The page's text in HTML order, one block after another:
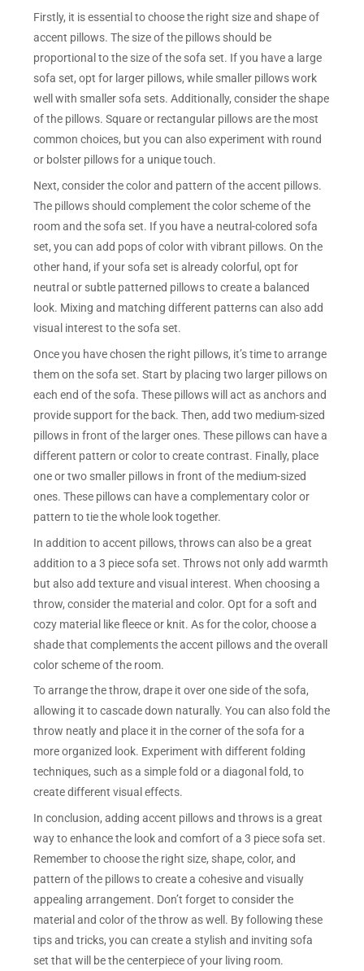
Firstly, it is essential to choose the right size and shape of
accent pillows. The size of the pillows should be
proportional to the size of the sofa set. If you have a large
sofa set, opt for larger pillows, while smaller pillows work
well with smaller sofa sets. Additionally, consider the shape
of the pillows. Square or rectangular pillows are the most
common choices, but you can also experiment with round
or bolster pillows for a unique touch.
Next, consider the color and pattern of the accent pillows.
The pillows should complement the color scheme of the
room and the sofa set. If you have a neutral-colored sofa
set, you can add pops of color with vibrant pillows. On the
other hand, if your sofa set is already colorful, opt for
neutral or subtle patterned pillows to create a balanced
look. Mixing and matching different patterns can also add
visual interest to the sofa set.
Once you have chosen the right pillows, it’s time to arrange
them on the sofa set. Start by placing two larger pillows on
each end of the sofa. These pillows will act as anchors and
provide support for the back. Then, add two medium-sized
pillows in front of the larger ones. These pillows can have a
different pattern or color to create contrast. Finally, place
one or two smaller pillows in front of the medium-sized
ones. These pillows can have a complementary color or
pattern to tie the whole look together.
In addition to accent pillows, throws can also be a great
addition to a 3 piece sofa set. Throws not only add warmth
but also add texture and visual interest. When choosing a
throw, consider the material and color. Opt for a soft and
cozy material like fleece or knit. As for the color, choose a
shade that complements the accent pillows and the overall
color scheme of the room.
To arrange the throw, drape it over one side of the sofa,
allowing it to cascade down naturally. You can also fold the
throw neatly and place it in the corner of the sofa for a
more organized look. Experiment with different folding
techniques, such as a simple fold or a diagonal fold, to
create different visual effects.
In conclusion, adding accent pillows and throws is a great
way to enhance the look and comfort of a 3 piece sofa set.
Remember to choose the right size, shape, color, and
pattern of the pillows to create a cohesive and visually
appealing arrangement. Don’t forget to consider the
material and color of the throw as well. By following these
tips and tricks, you can create a stylish and inviting sofa
set that will be the centerpiece of your living room.